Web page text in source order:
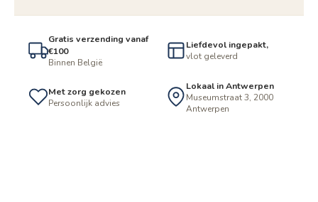
Gratis verzending vanaf
€100
Binnen België
Liefdevol ingepakt,
vlot geleverd
Met zorg gekozen
Persoonlijk advies
Lokaal in Antwerpen
Museumstraat 3, 2000
Antwerpen